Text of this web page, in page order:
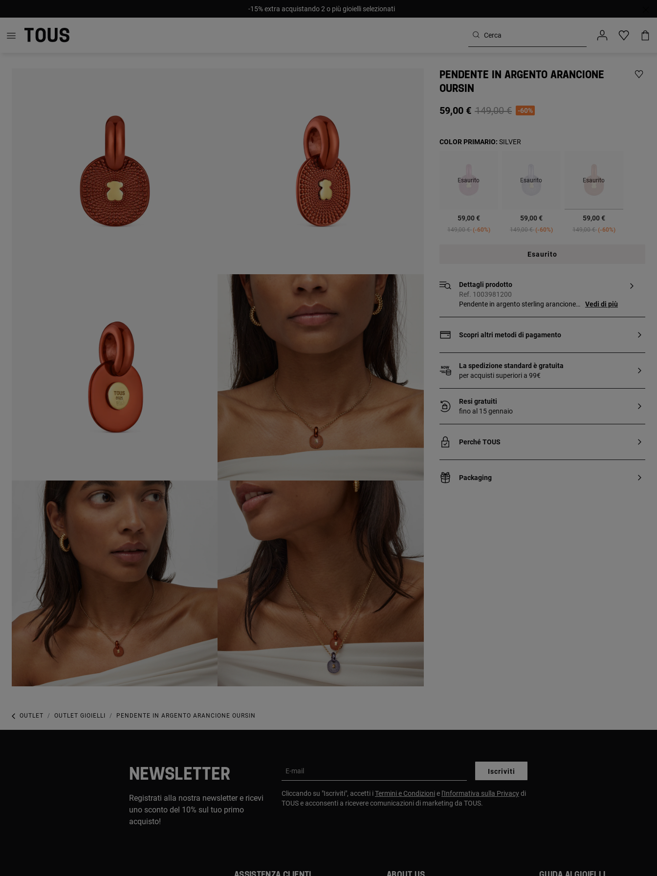
-15% extra acquistando 2 o più gioielli selezionati
PENDENTE IN ARGENTO ARANCIONE
OURSIN
59,00 € Price reduced from
149,00 €to-60%
Esaurito
59,00 €
Price reduced from
149,00 €to-60%
Esaurito
59,00 €
Price reduced from
149,00 €to-60%
Esaurito
selezionato
59,00 €
Price reduced from
149,00 €to-60%
COLOR PRIMARIO: SILVER
Esaurito
Dettagli prodotto
Ref. 1003981200
Pendente in argento sterling arancione
del pendente: 23 mm. Misura dell’orsetto:
catena. È realizzato in argento sterling
con una placcatura in oro da 18 a 23 kt di
3 micron di spessore. Questa qualità
Vedi di più
Scopri altri metodi di pagamento
La spedizione standard è gratuita
per acquisti superiori a 99€
Resi gratuiti
fino al 15 gennaio
Perché TOUS
Packaging
OUTLET OUTLET GIOIELLI PENDENTE IN ARGENTO ARANCIONE OURSIN
NEWSLETTER
Registrati alla nostra newsletter e ricevi
uno sconto del 10% sul tuo primo
acquisto!
E-mail Iscriviti
Cliccando su "Iscriviti", accetti iTermini e Condizionie l'Informativa sulla Privacydi
TOUS e acconsenti a ricevere comunicazioni di marketing da TOUS.